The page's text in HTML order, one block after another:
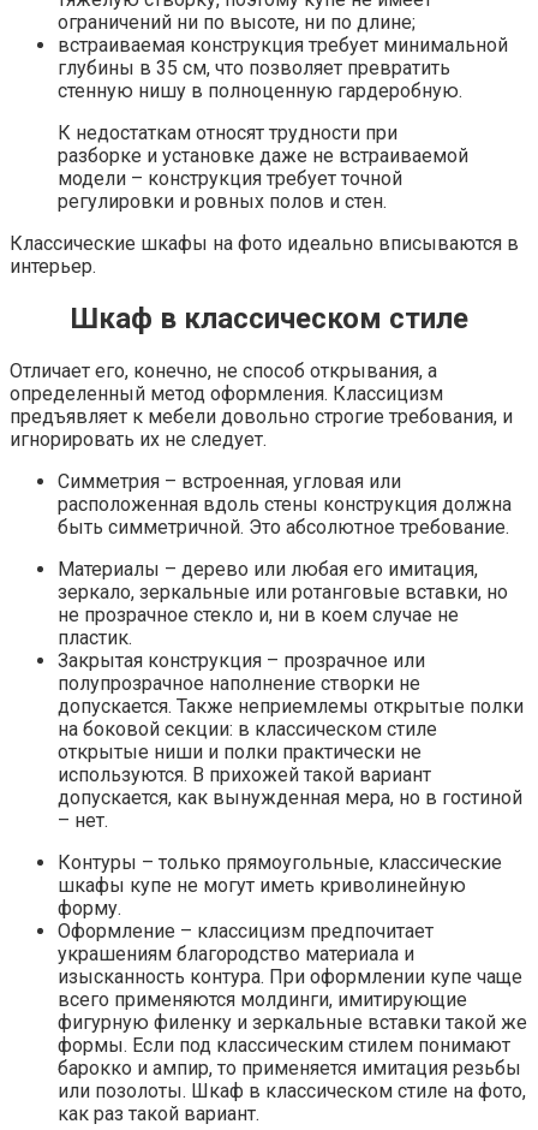
ограничений ни по высоте, ни по длине;
встраиваемая конструкция требует минимальной
глубины в 35 см, что позволяет превратить
стенную нишу в полноценную гардеробную.
К недостаткам относят трудности при
разборке и установке даже не встраиваемой
модели – конструкция требует точной
регулировки и ровных полов и стен.
Классические шкафы на фото идеально вписываются в
интерьер.
Шкаф в классическом стиле
Отличает его, конечно, не способ открывания, а
определенный метод оформления. Классицизм
предъявляет к мебели довольно строгие требования, и
игнорировать их не следует.
Симметрия – встроенная, угловая или
расположенная вдоль стены конструкция должна
быть симметричной. Это абсолютное требование.
Материалы – дерево или любая его имитация,
зеркало, зеркальные или ротанговые вставки, но
не прозрачное стекло и, ни в коем случае не
пластик.
Закрытая конструкция – прозрачное или
полупрозрачное наполнение створки не
допускается. Также неприемлемы открытые полки
на боковой секции: в классическом стиле
открытые ниши и полки практически не
используются. В прихожей такой вариант
допускается, как вынужденная мера, но в гостиной
– нет.
Контуры – только прямоугольные, классические
шкафы купе не могут иметь криволинейную
форму.
Оформление – классицизм предпочитает
украшениям благородство материала и
изысканность контура. При оформлении купе чаще
всего применяются молдинги, имитирующие
фигурную филенку и зеркальные вставки такой же
формы. Если под классическим стилем понимают
барокко и ампир, то применяется имитация резьбы
или позолоты. Шкаф в классическом стиле на фото,
как раз такой вариант.